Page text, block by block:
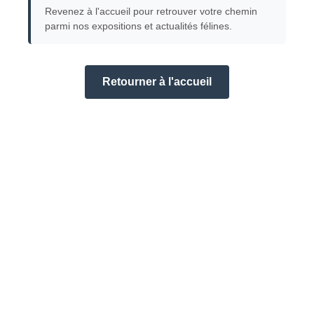
Revenez à l'accueil pour retrouver votre chemin
parmi nos expositions et actualités félines.
Retourner à l'accueil